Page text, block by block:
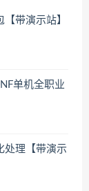
带演示站】
单机全职业
处理【带演示